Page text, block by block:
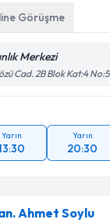
Görüşme
Merkezi
Cad. 2B Blok Kat:4 No:5
Yarın Yarın
20:30
Ahmet Soylu